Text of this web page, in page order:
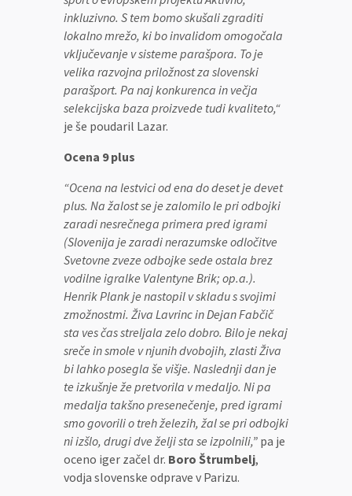
inkluzivno. S tem bomo skušali zgraditi
lokalno mrežo, ki bo invalidom omogočala
vključevanje v sisteme parašpora. To je
velika razvojna priložnost za slovenski
parašport. Pa naj konkurenca in večja
selekcijska baza proizvede tudi kvaliteto,“
je še poudaril Lazar.
Ocena 9 plus
“Ocena na lestvici od ena do deset je devet
plus. Na žalost se je zalomilo le pri odbojki
zaradi nesrečnega primera pred igrami
(Slovenija je zaradi nerazumske odločitve
Svetovne zveze odbojke sede ostala brez
vodilne igralke Valentyne Brik; op.a.).
Henrik Plank je nastopil v skladu s svojimi
zmožnostmi. Živa Lavrinc in Dejan Fabčič
sta ves čas streljala zelo dobro. Bilo je nekaj
sreče in smole v njunih dvobojih, zlasti Živa
bi lahko posegla še višje. Naslednji dan je
te izkušnje že pretvorila v medaljo. Ni pa
medalja takšno presenečenje, pred igrami
smo govorili o treh železih, žal se pri odbojki
ni izšlo, drugi dve želji sta se izpolnili,”pa je
oceno iger začel dr. Boro Štrumbelj,
vodja slovenske odprave v Parizu.